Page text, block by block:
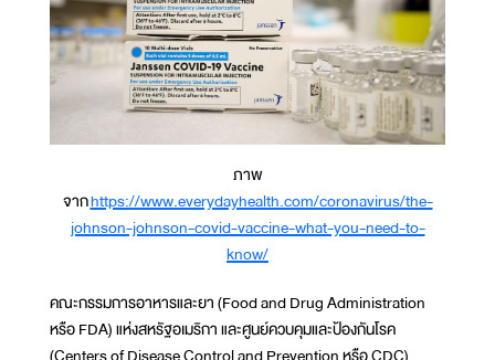
ภาพ
จากhttps://www.everydayhealth.com/coronavirus/the-
johnson-johnson-covid-vaccine-what-you-need-to-
know/
คณะกรรมการอาหารและยา (Food and Drug Administration
หรือ FDA) แห่งสหรัฐอเมริกา และศูนย์ควบคุมและป้องกันโรค